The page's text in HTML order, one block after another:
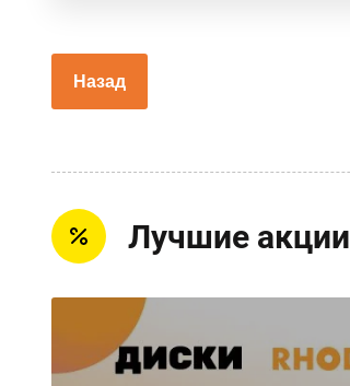
Назад
Лучшие акции